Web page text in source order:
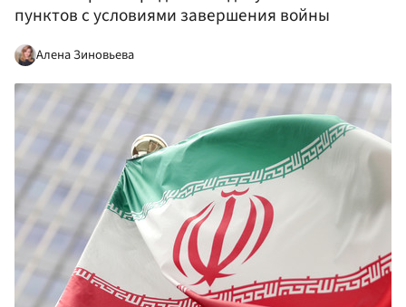
пунктов с условиями завершения войны
Алена Зиновьева